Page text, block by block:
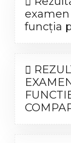
funcția